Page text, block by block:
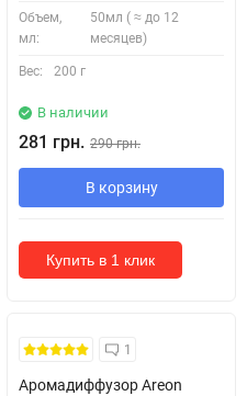
Объем,
мл:
50мл ( ≈ до 12
месяцев)
Вес: 200 г
В наличии
281 грн. 290 грн.
В корзину
Купить в 1 клик
1
Аромадиффузор Areon